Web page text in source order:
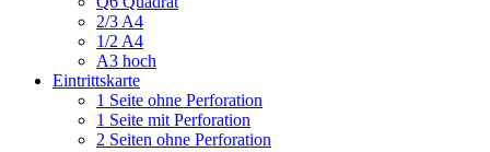
2/3 A4
1/2 A4
A3 hoch
Eintrittskarte
1 Seite ohne Perforation
1 Seite mit Perforation
2 Seiten ohne Perforation